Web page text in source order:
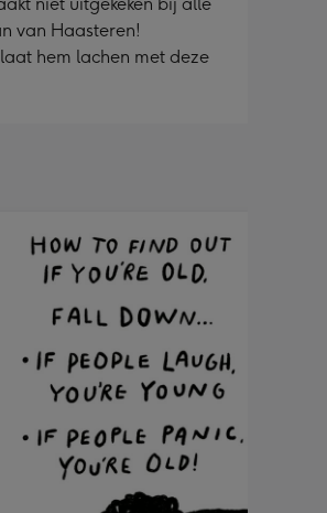
van Haasteren!
hem lachen met deze